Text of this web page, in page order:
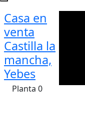
Casa en
venta
Castilla la
mancha,
Yebes
Planta 0